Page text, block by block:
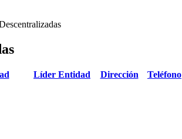
Líder Entidad Dirección Teléfono